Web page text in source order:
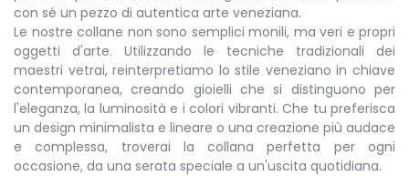
con sé un pezzo di autentica arte veneziana.
Le nostre collane non sono semplici monili, ma veri e propri
oggetti d'arte. Utilizzando le tecniche tradizionali dei
maestri vetrai, reinterpretiamo lo stile veneziano in chiave
contemporanea, creando gioielli che si distinguono per
l'eleganza, la luminosità e i colori vibranti. Che tu preferisca
un design minimalista e lineare o una creazione più audace
e complessa, troverai la collana perfetta per ogni
occasione, da una serata speciale a un'uscita quotidiana.